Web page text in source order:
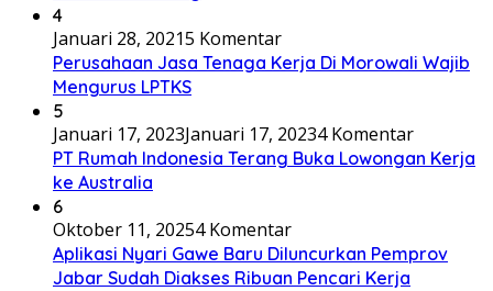
4
Januari 28, 20215 Komentar
Perusahaan Jasa Tenaga Kerja Di Morowali Wajib
Mengurus LPTKS
5
Januari 17, 2023Januari 17, 20234 Komentar
PT Rumah Indonesia Terang Buka Lowongan Kerja
ke Australia
6
Oktober 11, 20254 Komentar
Aplikasi Nyari Gawe Baru Diluncurkan Pemprov
Jabar Sudah Diakses Ribuan Pencari Kerja